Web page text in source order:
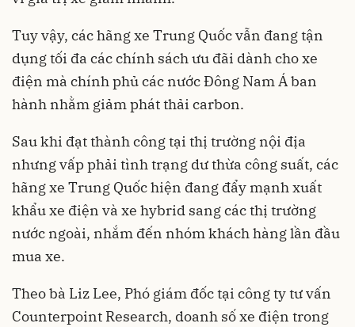
Tuy vậy, các hãng xe Trung Quốc vẫn đang tận
dụng tối đa các chính sách ưu đãi dành cho xe
điện mà chính phủ các nước Đông Nam Á ban
hành nhằm giảm phát thải carbon.
Sau khi đạt thành công tại thị trường nội địa
nhưng vấp phải tình trạng dư thừa công suất, các
hãng xe Trung Quốc hiện đang đẩy mạnh xuất
khẩu xe điện và xe hybrid sang các thị trường
nước ngoài, nhắm đến nhóm khách hàng lần đầu
mua xe.
Theo bà Liz Lee, Phó giám đốc tại công ty tư vấn
Counterpoint Research, doanh số xe điện trong